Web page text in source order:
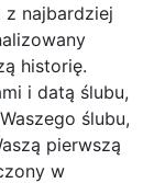
z najbardziej
historię.
i datą ślubu,
ślubu,
pierwszą
w